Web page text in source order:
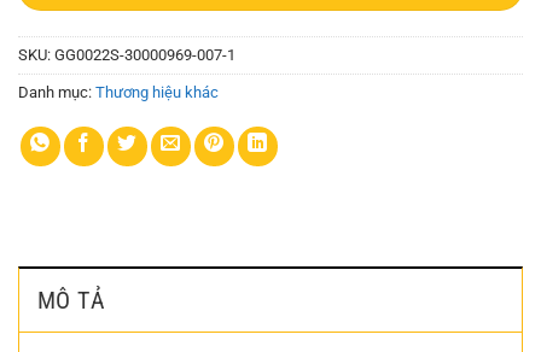
SKU: GG0022S-30000969-007-1
Danh mục: Thương hiệu khác
MÔ TẢ